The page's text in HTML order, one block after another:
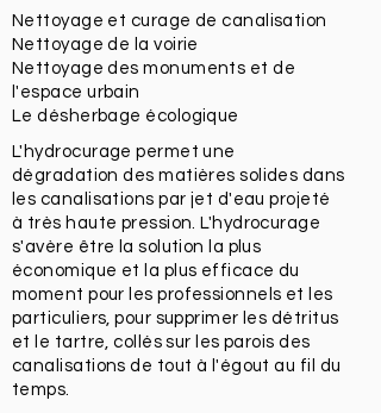
Nettoyage et curage de canalisation
Nettoyage de la voirie
Nettoyage des monuments et de
l'espace urbain
Le désherbage écologique
L'hydrocurage permet une
dégradation des matières solides dans
les canalisations par jet d'eau projeté
à très haute pression. L'hydrocurage
s'avère être la solution la plus
économique et la plus efficace du
moment pour les professionnels et les
particuliers, pour supprimer les détritus
et le tartre, collés sur les parois des
canalisations de tout à l'égout au fil du
temps.